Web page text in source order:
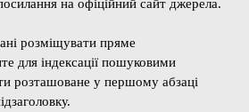
на офіційний сайт джерела.
розміщувати пряме
для індексації пошуковими
розташоване у першому абзаці